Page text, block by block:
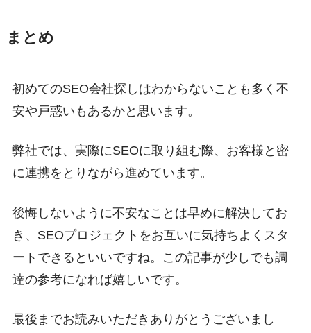
まとめ
初めてのSEO会社探しはわからないことも多く不
安や戸惑いもあるかと思います。
弊社では、実際にSEOに取り組む際、お客様と密
に連携をとりながら進めています。
後悔しないように不安なことは早めに解決してお
き、SEOプロジェクトをお互いに気持ちよくスタ
ートできるといいですね。この記事が少しでも調
達の参考になれば嬉しいです。
最後までお読みいただきありがとうございまし